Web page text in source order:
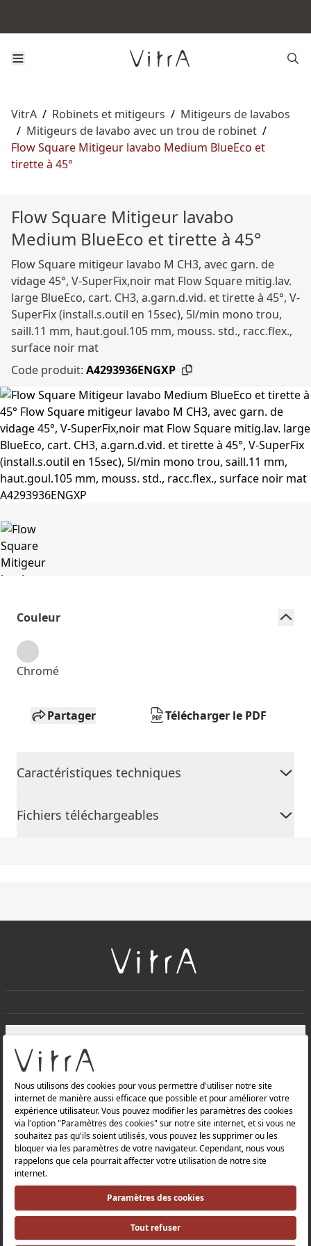
VitrA / Robinets et mitigeurs / Mitigeurs de lavabos
/ Mitigeurs de lavabo avec un trou de robinet /
Flow Square Mitigeur lavabo Medium BlueEco et
tirette à 45°
Flow Square Mitigeur lavabo
Medium BlueEco et tirette à 45°
Flow Square mitigeur lavabo M CH3, avec garn. de
vidage 45°, V-SuperFix,noir mat Flow Square mitig.lav.
large BlueEco, cart. CH3, a.garn.d.vid. et tirette à 45°, V-
SuperFix (install.s.outil en 15sec), 5l/min mono trou,
saill.11 mm, haut.goul.105 mm, mouss. std., racc.flex.,
surface noir mat
Code produit: A4293936ENGXP
Couleur
Chromé
Partager Télécharger le PDF
Caractéristiques techniques
Fichiers téléchargeables
Produits
Politique de confidentialité et politique de protection des
Politique de qualité |
Politique de santé et de sécurité au travail |
Politique environnementale |
Politique énergétique |Relations avec les investisseurs |